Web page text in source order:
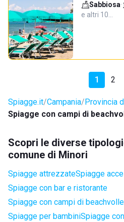
Sabbiosa·
e altri 10…
1 2
Spiagge.it Campania Provincia
Spiagge con campi di
Scopri le diverse
comune di Minori
Spiagge attrezzateSpiagge
Spiagge con bar e ristorante
Spiagge con campi di
Spiagge per bambiniSpiagge